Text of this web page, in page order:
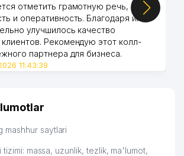
отметить грамотную речь,
и оперативность. Благодаря их
улучшилось качество
Рекомендую этот колл-
партнера для бизнеса.
11:43:39
mashhur saytlari
massa, uzunlik, tezlik, ma'lumot,